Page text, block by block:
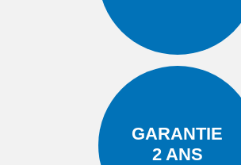
GARANTIE
2 ANS